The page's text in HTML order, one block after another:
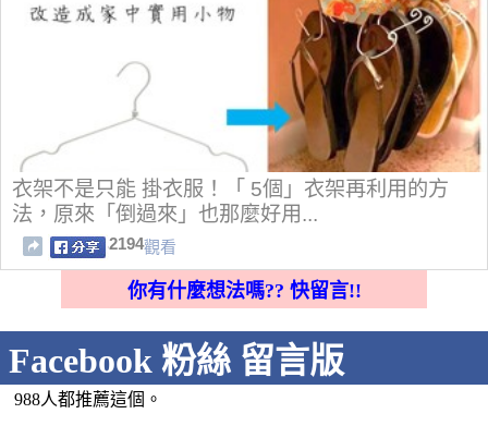
衣架不是只能 掛衣服！「 5個」衣架再利用的方
法，原來「倒過來」也那麼好用...
2194觀看
你有什麼想法嗎?? 快留言!!
Facebook 粉絲 留言版
988人都推薦這個。